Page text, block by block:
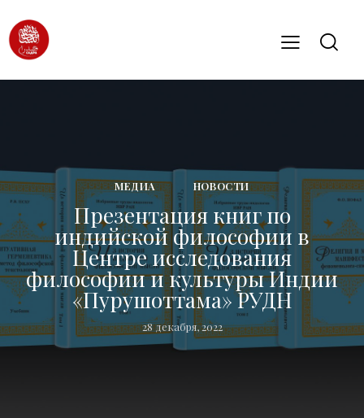
МЕДИА НОВОСТИ
Презентация книг по
индийской философии в
Центре исследования
философии и культуры Индии
«Пурушоттама» РУДН
28 декабря, 2022